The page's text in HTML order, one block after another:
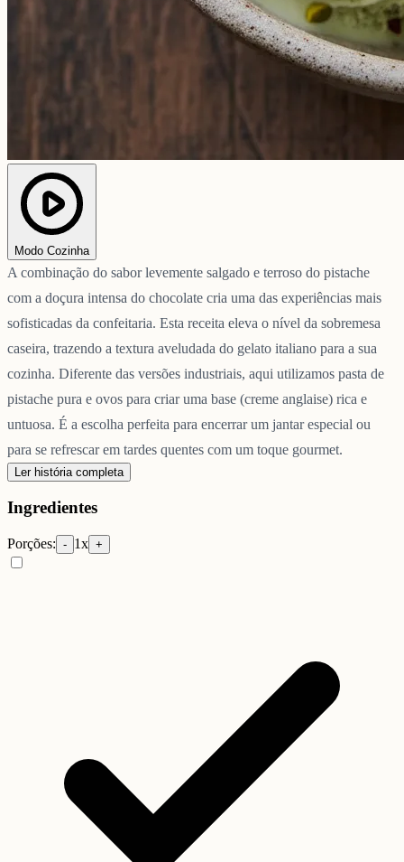
Modo Cozinha
A combinação do sabor levemente salgado e terroso do pistache
com a doçura intensa do chocolate cria uma das experiências mais
sofisticadas da confeitaria. Esta receita eleva o nível da sobremesa
caseira, trazendo a textura aveludada do gelato italiano para a sua
cozinha. Diferente das versões industriais, aqui utilizamos pasta de
pistache pura e ovos para criar uma base (creme anglaise) rica e
untuosa. É a escolha perfeita para encerrar um jantar especial ou
para se refrescar em tardes quentes com um toque gourmet.
Ler história completa
Ingredientes
Porções: - 1x +